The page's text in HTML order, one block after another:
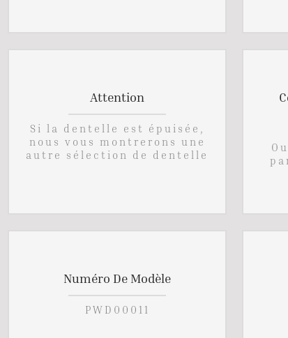
Attention
Si la dentelle est épuisée,
nous vous montrerons une
autre sélection de dentelle
Numéro De Modèle
PWD00011